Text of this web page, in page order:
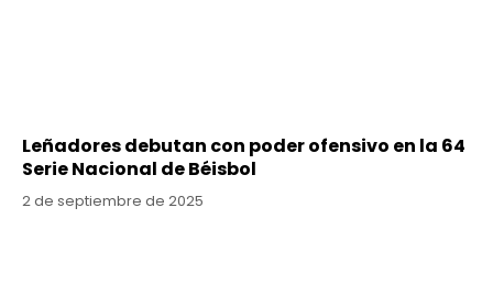
Leñadores debutan con poder ofensivo en la 64
Serie Nacional de Béisbol
2 de septiembre de 2025